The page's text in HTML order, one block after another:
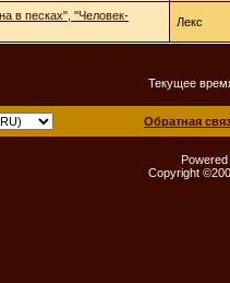
в песках", "Человек-
Лекс
Текущее
Обратная
Copyright